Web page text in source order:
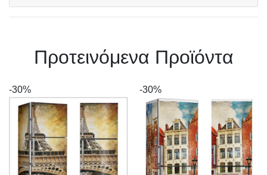
Πρoτεινόμενα Προϊόντα
-30% -30%